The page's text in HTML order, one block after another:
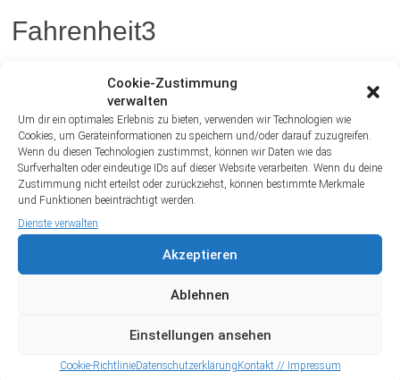
Cookie-Zustimmung
verwalten
Um dir ein optimales Erlebnis zu bieten, verwenden wir Technologien wie
Cookies, um Geräteinformationen zu speichern und/oder darauf zuzugreifen.
Wenn du diesen Technologien zustimmst, können wir Daten wie das
Surfverhalten oder eindeutige IDs auf dieser Website verarbeiten. Wenn du deine
Zustimmung nicht erteilst oder zurückziehst, können bestimmte Merkmale
und Funktionen beeinträchtigt werden.
Dienste verwalten
Akzeptieren
Ablehnen
Einstellungen ansehen
Cookie-RichtlinieDatenschutzerklärung Kontakt // Impressum
Fahrenheit3
Archiv